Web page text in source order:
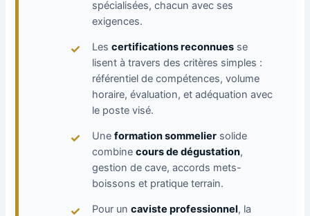
spécialisées, chacun avec ses
exigences.
Lescertifications reconnues se
lisent à travers des critères simples :
référentiel de compétences, volume
horaire, évaluation, et adéquation avec
le poste visé.
Uneformation sommelier solide
combinecours de dégustation,
gestion de cave, accords mets-
boissons et pratique terrain.
Pour uncaviste professionnel, la